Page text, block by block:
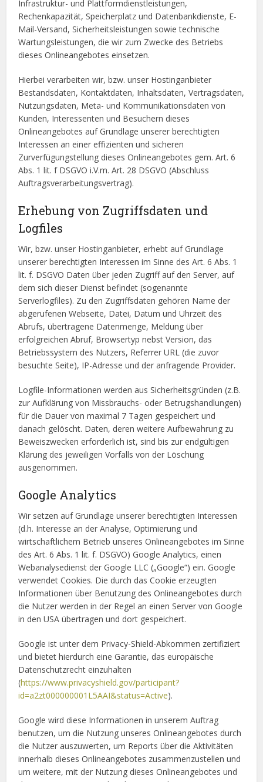
Infrastruktur- und Plattformdienstleistungen,
Rechenkapazität, Speicherplatz und Datenbankdienste, E-
Mail-Versand, Sicherheitsleistungen sowie technische
Wartungsleistungen, die wir zum Zwecke des Betriebs
dieses Onlineangebotes einsetzen.
Hierbei verarbeiten wir, bzw. unser Hostinganbieter
Bestandsdaten, Kontaktdaten, Inhaltsdaten, Vertragsdaten,
Nutzungsdaten, Meta- und Kommunikationsdaten von
Kunden, Interessenten und Besuchern dieses
Onlineangebotes auf Grundlage unserer berechtigten
Interessen an einer effizienten und sicheren
Zurverfügungstellung dieses Onlineangebotes gem. Art. 6
Abs. 1 lit. f DSGVO i.V.m. Art. 28 DSGVO (Abschluss
Auftragsverarbeitungsvertrag).
Erhebung von Zugriffsdaten und
Logfiles
Wir, bzw. unser Hostinganbieter, erhebt auf Grundlage
unserer berechtigten Interessen im Sinne des Art. 6 Abs. 1
lit. f. DSGVO Daten über jeden Zugriff auf den Server, auf
dem sich dieser Dienst befindet (sogenannte
Serverlogfiles). Zu den Zugriffsdaten gehören Name der
abgerufenen Webseite, Datei, Datum und Uhrzeit des
Abrufs, übertragene Datenmenge, Meldung über
erfolgreichen Abruf, Browsertyp nebst Version, das
Betriebssystem des Nutzers, Referrer URL (die zuvor
besuchte Seite), IP-Adresse und der anfragende Provider.
Logfile-Informationen werden aus Sicherheitsgründen (z.B.
zur Aufklärung von Missbrauchs- oder Betrugshandlungen)
für die Dauer von maximal 7 Tagen gespeichert und
danach gelöscht. Daten, deren weitere Aufbewahrung zu
Beweiszwecken erforderlich ist, sind bis zur endgültigen
Klärung des jeweiligen Vorfalls von der Löschung
ausgenommen.
Google Analytics
Wir setzen auf Grundlage unserer berechtigten Interessen
(d.h. Interesse an der Analyse, Optimierung und
wirtschaftlichem Betrieb unseres Onlineangebotes im Sinne
des Art. 6 Abs. 1 lit. f. DSGVO) Google Analytics, einen
Webanalysedienst der Google LLC („Google“) ein. Google
verwendet Cookies. Die durch das Cookie erzeugten
Informationen über Benutzung des Onlineangebotes durch
die Nutzer werden in der Regel an einen Server von Google
in den USA übertragen und dort gespeichert.
Google ist unter dem Privacy-Shield-Abkommen zertifiziert
und bietet hierdurch eine Garantie, das europäische
Datenschutzrecht einzuhalten
(https://www.privacyshield.gov/participant?
id=a2zt000000001L5AAI&status=Active).
Google wird diese Informationen in unserem Auftrag
benutzen, um die Nutzung unseres Onlineangebotes durch
die Nutzer auszuwerten, um Reports über die Aktivitäten
innerhalb dieses Onlineangebotes zusammenzustellen und
um weitere, mit der Nutzung dieses Onlineangebotes und